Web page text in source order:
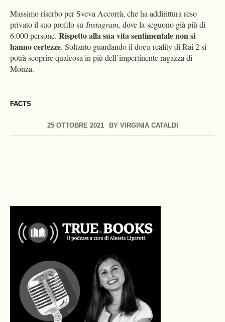
FACTS
25 OTTOBRE 2021 BY VIRGINIA CATALDI
Massimo riserbo per Sveva Accorrà, che ha addirittura reso
privato il suo profilo su Instagram, dove la seguono già più di
6.000 persone. Rispetto alla sua vita sentimentale non si
hanno certezze. Soltanto guardando il docu-reality di Rai 2 si
potrà scoprire qualcosa in più dell’impertinente ragazza di
Monza.